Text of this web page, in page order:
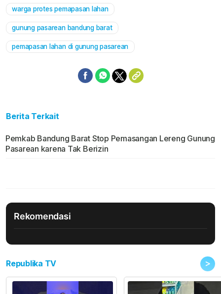
warga protes pemapasan lahan
gunung pasarean bandung barat
pemapasan lahan di gunung pasarean
Berita Terkait
Pemkab Bandung Barat Stop Pemasangan Lereng Gunung
Pasarean karena Tak Berizin
Rekomendasi
Republika TV >